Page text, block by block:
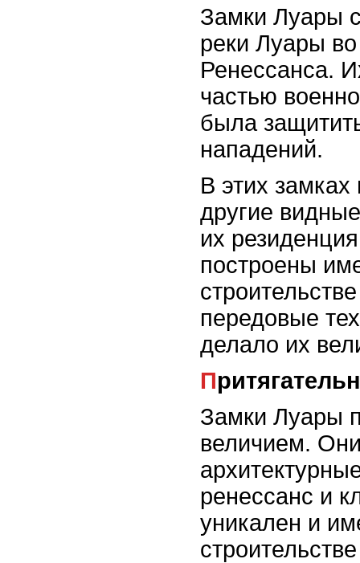
Замки Луары
реки Луары
Ренессанса.
частью
была
нападений.
В этих
другие
их
построены
передовые
делало их
Замки Луары
величием.
ренессанс и
уникален и